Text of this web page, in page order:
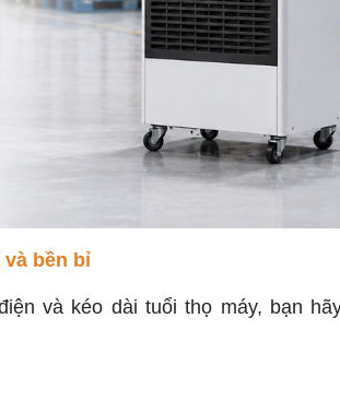
bền bỉ
và kéo dài tuổi thọ máy, bạn